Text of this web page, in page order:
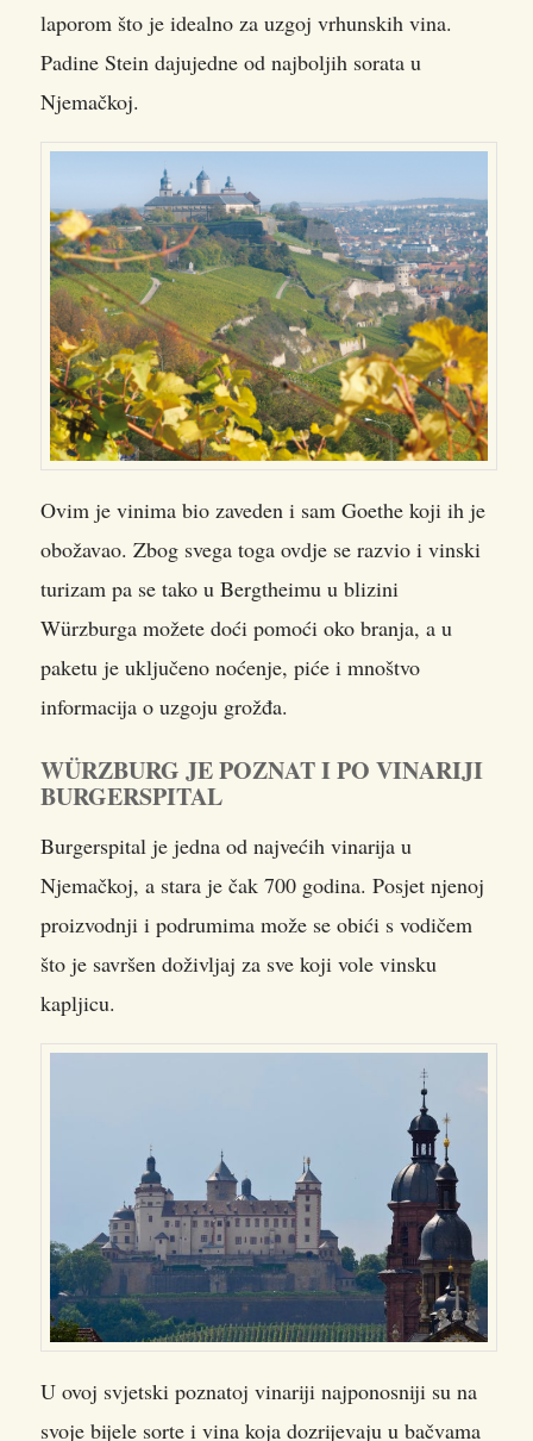
laporom što je idealno za uzgoj vrhunskih vina.
Padine Stein dajujedne od najboljih sorata u
Njemačkoj.
Ovim je vinima bio zaveden i sam Goethe koji ih je
obožavao. Zbog svega toga ovdje se razvio i vinski
turizam pa se tako u Bergtheimu u blizini
Würzburga možete doći pomoći oko branja, a u
paketu je uključeno noćenje, piće i mnoštvo
informacija o uzgoju grožđa.
WÜRZBURG JE POZNAT I PO VINARIJI
BURGERSPITAL
Burgerspital je jedna od najvećih vinarija u
Njemačkoj, a stara je čak 700 godina. Posjet njenoj
proizvodnji i podrumima može se obići s vodičem
što je savršen doživljaj za sve koji vole vinsku
kapljicu.
U ovoj svjetski poznatoj vinariji najponosniji su na
svoje bijele sorte i vina koja dozrijevaju u bačvama